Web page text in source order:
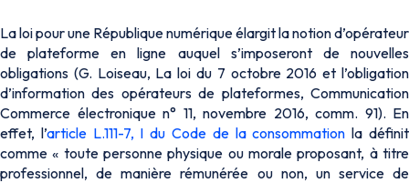
La loi pour une République numérique élargit la notion d’opérateur
de plateforme en ligne auquel s’imposeront de nouvelles
obligations (G. Loiseau, La loi du 7 octobre 2016 et l’obligation
d’information des opérateurs de plateformes, Communication
Commerce électronique n° 11, novembre 2016, comm. 91). En
effet, l’article L.111-7, I du Code de la consommation la définit
comme « toute personne physique ou morale proposant, à titre
professionnel, de manière rémunérée ou non, un service de